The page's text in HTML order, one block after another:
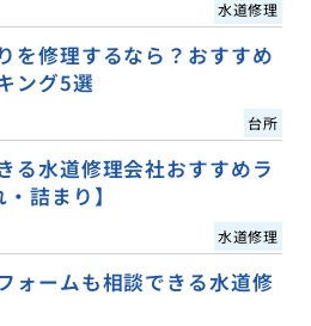
水道修理
を修理するなら？おすすめ
ング5選
台所
る水道修理会社おすすめラ
詰まり】
水道修理
ォームも相談できる水道修